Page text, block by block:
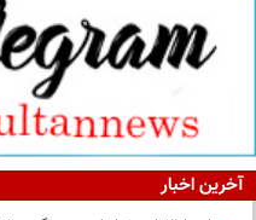
آخرین اخبار